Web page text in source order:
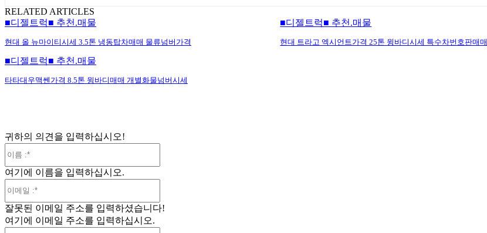
RELATED ARTICLES
■디젤트럭■ 추천.매물
현대 올 뉴마이티시세 3.5톤 냉동탑차매매 물류넘버가격
■디젤트럭■ 추천.매물
현대 트라고 엑시언트가격 25톤 윙바디시세 특수차번호판매매
■디젤트럭■ 추천.매물
타타대우맥쎈가격 8.5톤 윙바디매매 개별화물넘버시세
귀하의 의견을 입력하십시오!
여기에 이름을 입력하십시오.
일
잘못된 이메일 주소를 입력하셨습니다!
여기에 이메일 주소를 입력하십시오.